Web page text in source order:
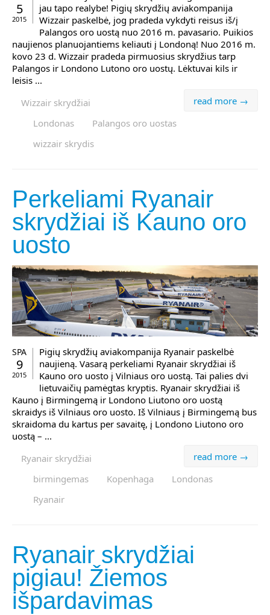
5
2015
jau tapo realybe! Pigių skrydžių aviakompanija
Wizzair paskelbė, jog pradeda vykdyti reisus iš/į
Palangos oro uostą nuo 2016 m. pavasario. Puikios
naujienos planuojantiems keliauti į Londoną! Nuo 2016 m.
kovo 23 d. Wizzair pradeda pirmuosius skrydžius tarp
Palangos ir Londono Lutono oro uostų. Lėktuvai kils ir
leisis ...
read more →
Wizzair skrydžiai
Londonas
Palangos oro uostas
wizzair skrydis
Perkeliami Ryanair
skrydžiai iš Kauno oro
uosto
SPA
9
2015
Pigių skrydžių aviakompanija Ryanair paskelbė
naujieną. Vasarą perkeliami Ryanair skrydžiai iš
Kauno oro uosto į Vilniaus oro uostą. Tai palies dvi
lietuvaičių pamėgtas kryptis. Ryanair skrydžiai iš
Kauno į Birmingemą ir Londono Liutono oro uostą
skraidys iš Vilniaus oro uosto. Iš Vilniaus į Birmingemą bus
skraidoma du kartus per savaitę, į Londono Liutono oro
uostą – ...
read more →
Ryanair skrydžiai
birmingemas
Kopenhaga
Londonas
Ryanair
Ryanair skrydžiai
pigiau! Žiemos
išpardavimas